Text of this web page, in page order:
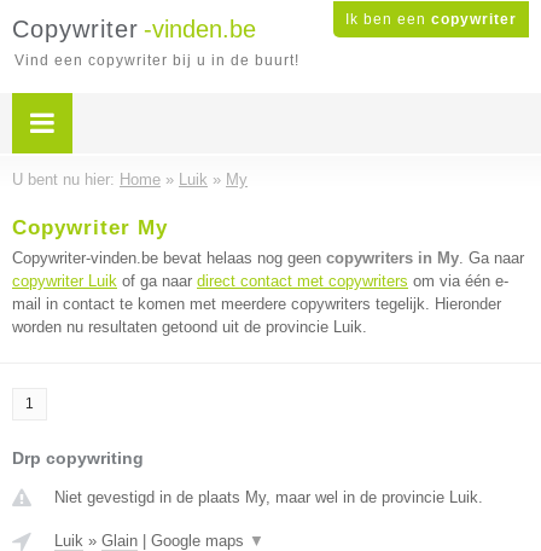
Ik ben een copywriter
Copywriter -vinden.be
Vind een copywriter bij u in de buurt!
U bent nu hier: Home » Luik » My
Copywriter My
Copywriter-vinden.be bevat helaas nog geen copywriters in My. Ga naar
copywriter Luik of ga naar direct contact met copywriters om via één e-
mail in contact te komen met meerdere copywriters tegelijk. Hieronder
worden nu resultaten getoond uit de provincie Luik.
1
Drp copywriting
Niet gevestigd in de plaats My, maar wel in de provincie Luik.
Luik » Glain Google maps ▼